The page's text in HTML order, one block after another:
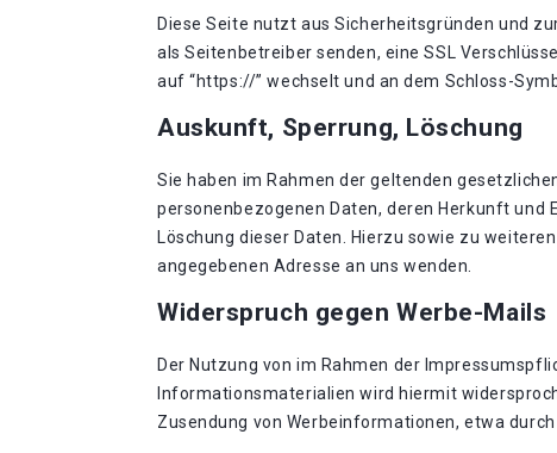
Diese Seite nutzt aus Sicherheitsgründen und
als Seitenbetreiber senden, eine SSL
auf “https://” wechselt und an dem Schloss-
Auskunft, Sperrung, Löschung
Sie haben im Rahmen der geltenden
personenbezogenen Daten, deren Herkunft und
Löschung dieser Daten. Hierzu sowie zu
angegebenen Adresse an uns wenden.
Widerspruch gegen Werbe-Mails
Der Nutzung von im Rahmen der
Informationsmaterialien wird hiermit
Zusendung von Werbeinformationen, etwa durch